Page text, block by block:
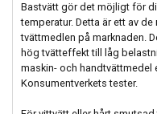
Bastvätt gör det möjligt för
temperatur. Detta är ett av
tvättmedlen på marknaden.
hög tvätteffekt till låg
maskin- och handtvättmedel
Konsumentverkets tester.